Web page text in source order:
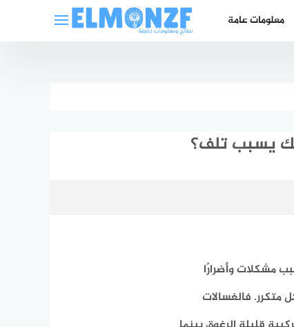
معلومات عامة
يسبب تلف؟
مشكلات وأضرارًا
متكرر. فالغسالات